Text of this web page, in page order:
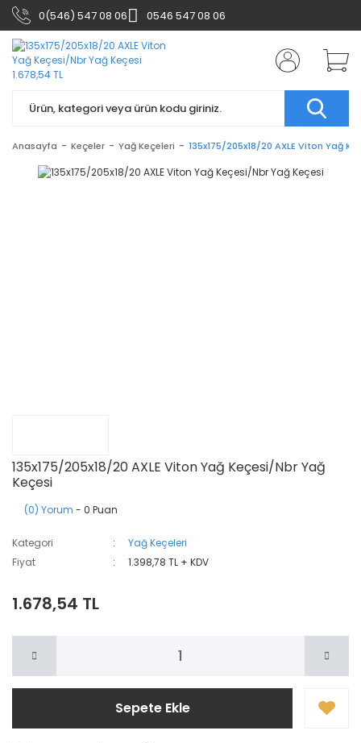
0(546) 547 08 06 0546 547 08 06
Anasayfa Keçeler Yağ Keçeleri 135x175/205x18/20 AXLE Viton Yağ
135x175/205x18/20 AXLE Viton Yağ Keçesi/Nbr Yağ
Keçesi
(0) Yorum - 0 Puan
Kategori
Yağ Keçeleri
Fiyat
1.398,78 TL + KDV
1.678,54 TL
Sepete Ekle